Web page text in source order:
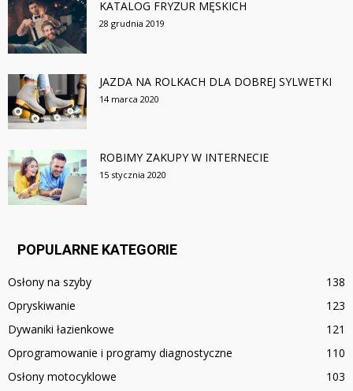
KATALOG FRYZUR MĘSKICH
28 grudnia 2019
JAZDA NA ROLKACH DLA DOBREJ SYLWETKI
14 marca 2020
ROBIMY ZAKUPY W INTERNECIE
15 stycznia 2020
POPULARNE KATEGORIE
Osłony na szyby
138
Opryskiwanie
123
Dywaniki łazienkowe
121
Oprogramowanie i programy diagnostyczne
110
Osłony motocyklowe
103